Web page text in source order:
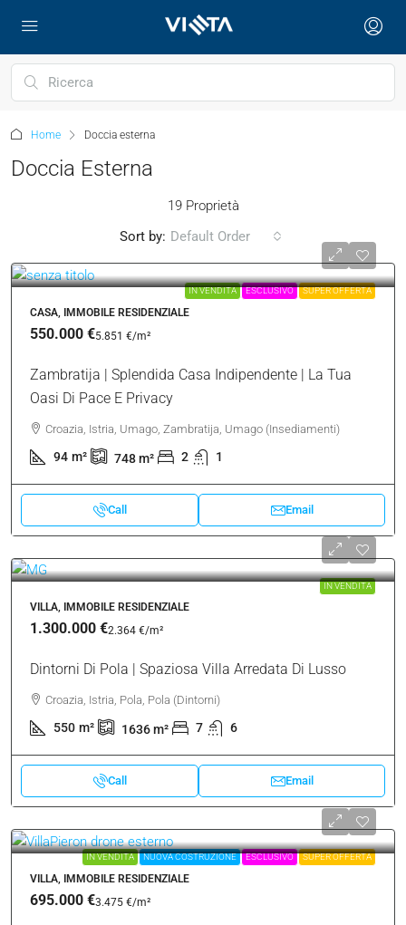
Home Doccia esterna
Doccia Esterna
19 Proprietà
Sort by: Default Order
IN VENDITA ESCLUSIVO SUPER OFFERTA
CASA, IMMOBILE RESIDENZIALE
550.000 €5.851 €/m²
Zambratija | Splendida Casa Indipendente | La Tua
Oasi Di Pace E Privacy
Croazia, Istria, Umago, Zambratija, Umago (Insediamenti)
94 m² 748m² 2 1
Call Email
IN VENDITA
VILLA, IMMOBILE RESIDENZIALE
1.300.000 €2.364 €/m²
Dintorni Di Pola | Spaziosa Villa Arredata Di Lusso
Croazia, Istria, Pola, Pola (Dintorni)
550 m² 1636m² 7 6
Call Email
IN VENDITA NUOVA COSTRUZIONE ESCLUSIVO SUPER OFFERTA
VILLA, IMMOBILE RESIDENZIALE
695.000 €3.475 €/m²